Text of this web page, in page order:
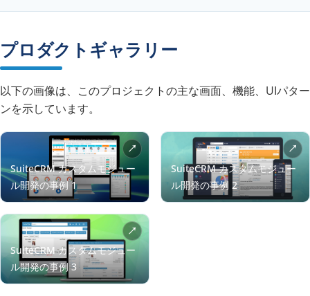
プロダクトギャラリー
以下の画像は、このプロジェクトの主な画面、機能、UIパター
ンを示しています。